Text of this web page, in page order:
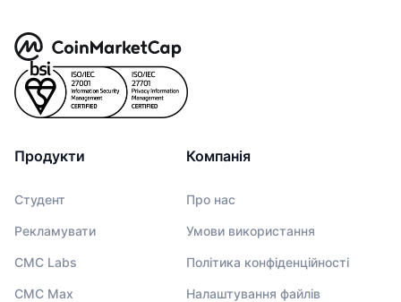
Продукти
Студент
Рекламувати
CMC Labs
CMC Max
Компанія
Про нас
Умови використання
Політика конфіденційності
Налаштування файлів